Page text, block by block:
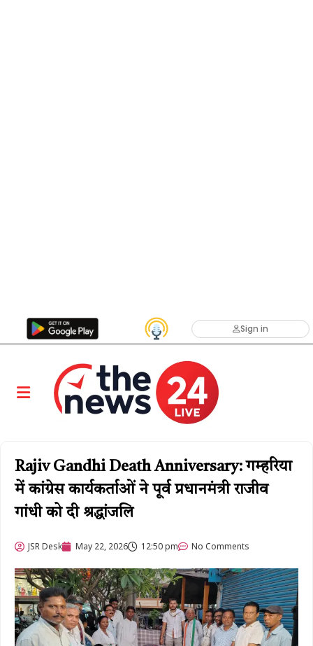
Sign in
Rajiv Gandhi Death Anniversary: गम्हरिया
में कांग्रेस कार्यकर्ताओं ने पूर्व प्रधानमंत्री राजीव
गांधी को दी श्रद्धांजलि
JSR Desk May 22, 2026 12:50 pm No Comments